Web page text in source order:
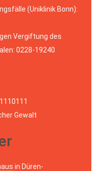
(Uniklinik Bonn):
Vergiftung des
0228-19240
Gewalt
in Düren-